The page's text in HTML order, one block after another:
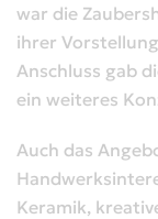
war die
ihrer
Anschluss gab
ein weiteres
Auch das
Keramik,